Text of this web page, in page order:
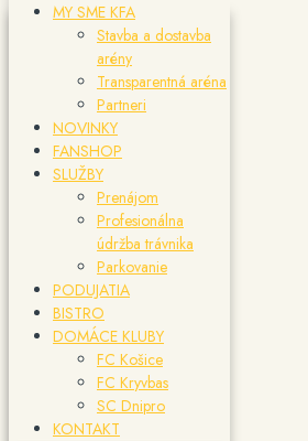
MY SME KFA
Stavba a dostavba
arény
Transparentná aréna
Partneri
NOVINKY
FANSHOP
SLUŽBY
Prenájom
Profesionálna
údržba trávnika
Parkovanie
PODUJATIA
BISTRO
DOMÁCE KLUBY
FC Košice
FC Kryvbas
SC Dnipro
KONTAKT